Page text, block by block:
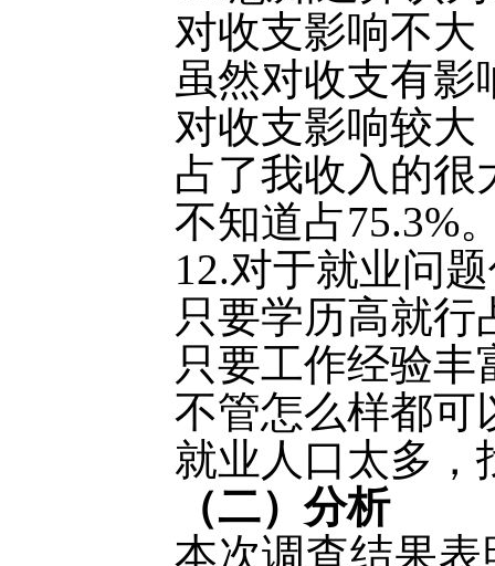
对收支影响不大
虽然对收支有影
对收支影响较大
占了我收入的很
不知道占75.3%
12.对于就业问
只要学历高就行
只要工作经验丰
不管怎么样都可
就业人口太多，
（二）分析
本次调查结果